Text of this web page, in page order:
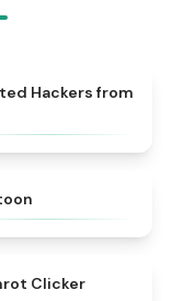
★
Hackers from
Clicker